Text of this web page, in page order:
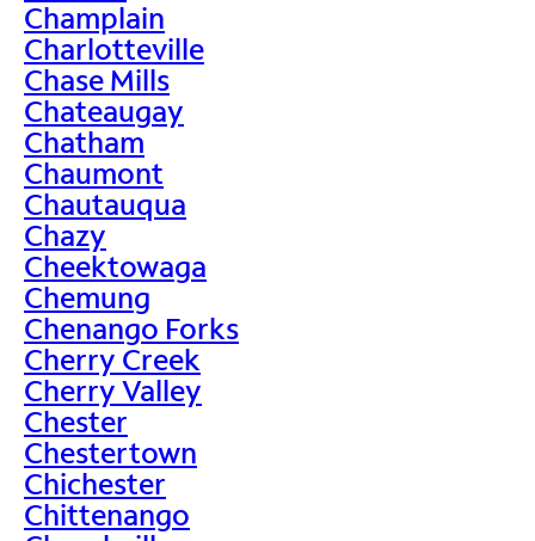
Champlain
Charlotteville
Chase Mills
Chateaugay
Chatham
Chaumont
Chautauqua
Chazy
Cheektowaga
Chemung
Chenango Forks
Cherry Creek
Cherry Valley
Chester
Chestertown
Chichester
Chittenango